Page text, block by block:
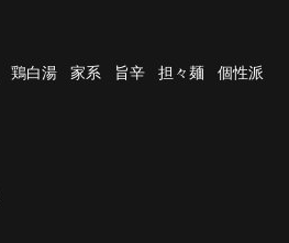
鶏白湯 家系 旨辛 担々麺
個性派